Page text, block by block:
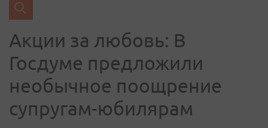
Акции за любовь: В
Госдуме предложили
необычное поощрение
супругам-юбилярам